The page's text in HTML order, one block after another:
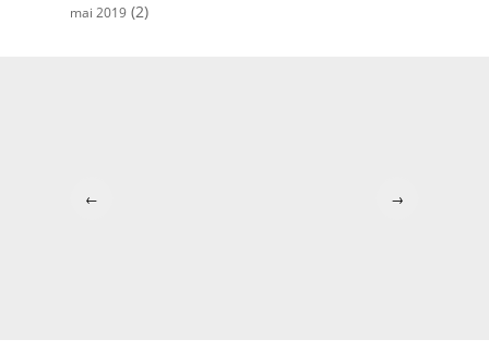
mai 2019 (2)
← →